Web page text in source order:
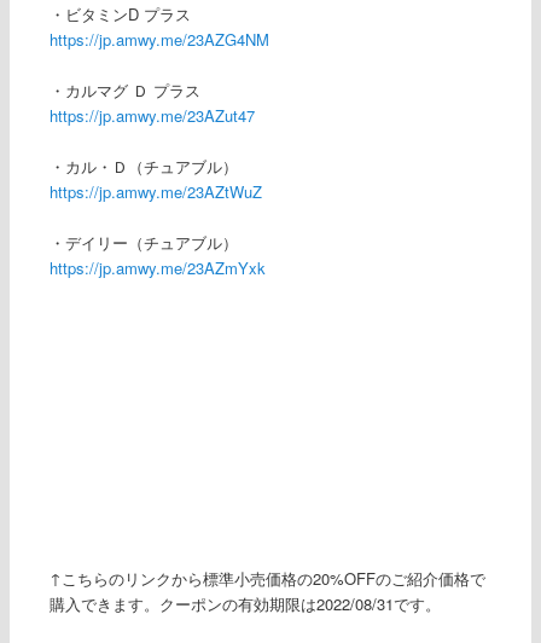
・ビタミンD プラス
https://jp.amwy.me/23AZG4NM
・カルマグ Ｄ プラス
https://jp.amwy.me/23AZut47
・カル・Ｄ（チュアブル）
https://jp.amwy.me/23AZtWuZ
・デイリー（チュアブル）
https://jp.amwy.me/23AZmYxk
↑こちらのリンクから標準小売価格の20%OFFのご紹介価格で
購入できます。クーポンの有効期限は2022/08/31です。